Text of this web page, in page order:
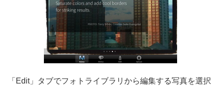
「Edit」タブでフォトライブラリから編集する写真を選択